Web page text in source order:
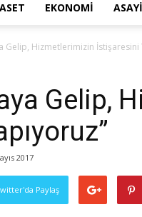
EKONOMI
Gelip, Hizmetlerimizin İstişaresini
Gelip,
2017
Paylaş